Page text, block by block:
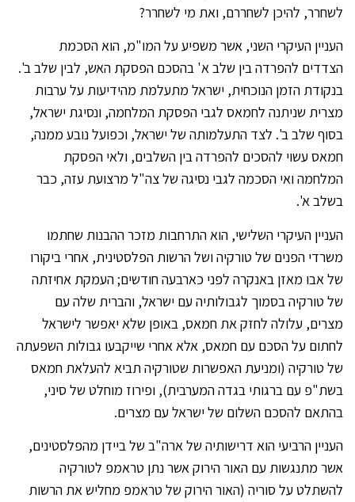
לשחרר, להיכן לשחררם, ואת מי לשחרר?
העניין העיקרי השני, אשר משפיע על המו"מ, הוא הסכמת
הצדדים להפרדה בין שלב א' בהסכם הפסקת האש, לבין שלב ב'.
בנקודת הזמן הנוכחית, ישראל מתעלמת מהידיעות על ערבות
מצרית שניתנה לחמאס לגבי הפסקת המלחמה, ונסיגת ישראל,
בסוף שלב ב'. לצד התעלמותה של ישראל, וכפועל נובע ממנה,
חמאס עשוי להסכים להפרדה בין השלבים, ולאי הפסקת
המלחמה ואי הסכמה לגבי נסיגה של צה"ל מרצועת עזה, כבר
בשלב א'.
העניין העיקרי השלישי, הוא התרחבות מזכר ההבנות שחתמו
משרדי הפנים של טורקיה ושל הרשות הפלסטינית, אחרי ביקורו
של אבו מאזן באנקרה לפני כארבעה חודשים; העמקת אחיזתה
של טורקיה בסמוך לגבולותיה עם ישראל, והברית שלה עם
מצרים, עלולה לחזק את חמאס, באופן שלא יאפשר לישראל
לחתום על הסכם עם חמאס, אלא אחרי שייקבעו גבולות השפעתה
של טורקיה (ומניעת האפשרות שטורקיה תביא להעלאת חמאס
בשת"פ עם ברגותי בגדה המערבית), ופירוז מוחלט של סיני,
בהתאם להסכם השלום של ישראל עם מצרים.
העניין הרביעי הוא דרישותיה של ארה"ב של ביידן מהפלסטינים,
אשר מתנגשות עם האור הירוק אשר נתן טראמפ לטורקיה
להשתלט על סוריה (האור הירוק של טראמפ מחליש את הרשות